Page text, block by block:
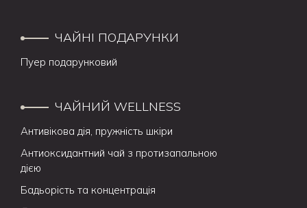
ЧАЙНІ ПОДАРУНКИ
Пуер подарунковий
ЧАЙНИЙ WELLNESS
Антивікова дія, пружність шкіри
Антиоксидантний чай з протизапальною
дією
Бадьорість та концентрація